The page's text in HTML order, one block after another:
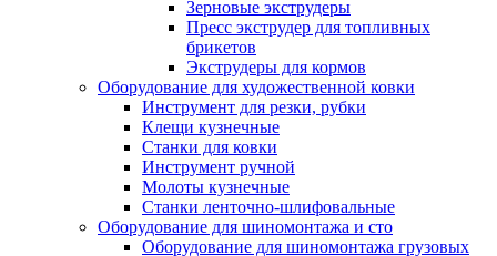
Зерновые экструдеры
Пресс экструдер для топливных
брикетов
Экструдеры для кормов
Оборудование для художественной ковки
Инструмент для резки, рубки
Клещи кузнечные
Станки для ковки
Инструмент ручной
Молоты кузнечные
Станки ленточно-шлифовальные
Оборудование для шиномонтажа и сто
Оборудование для шиномонтажа грузовых